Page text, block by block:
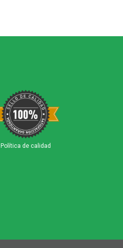
Política de calidad